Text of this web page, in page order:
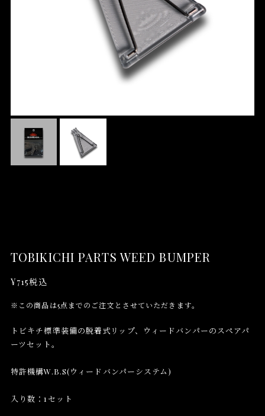
TOBIKICHI PARTS WEED BUMPER
¥715税込
※この商品は5点までのご注文とさせていただきます。
トビキチ標準装備の脱着式リップ、ウィードバンパーのスペアパ
ーツセット。
特許機構W.B.S(ウィードバンパーシステム)
入り数：1セット